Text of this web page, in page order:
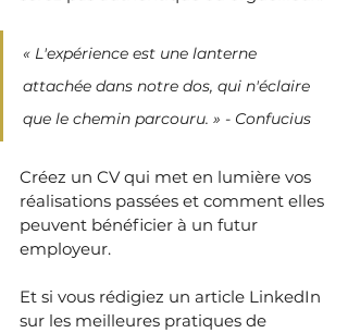
« L'expérience est une lanterne
attachée dans notre dos, qui n'éclaire
que le chemin parcouru. » - Confucius
Créez un CV qui met en lumière vos
réalisations passées et comment elles
peuvent bénéficier à un futur
employeur.
Et si vous rédigiez un article LinkedIn
sur les meilleures pratiques de